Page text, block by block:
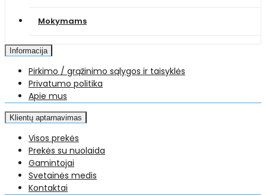
Mokymams
Informacija
Pirkimo / grąžinimo sąlygos ir taisyklės
Privatumo politika
Apie mus
Klientų aptarnavimas
Visos prekės
Prekės su nuolaida
Gamintojai
Svetainės medis
Kontaktai